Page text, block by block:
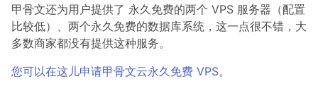
甲骨文还为用户提供了 永久免费的两个 VPS 服务器（配置
比较低）、两个永久免费的数据库系统，这一点很不错，大
多数商家都没有提供这种服务。
您可以在这儿申请甲骨文云永久免费 VPS。